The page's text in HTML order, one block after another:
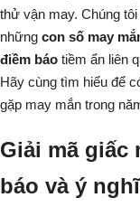
thử vận may. Chúng
những con số may
điềm báo tiềm ẩn liên
Hãy cùng tìm hiểu để
gặp may mắn trong
Giải mã giấc
báo và ý